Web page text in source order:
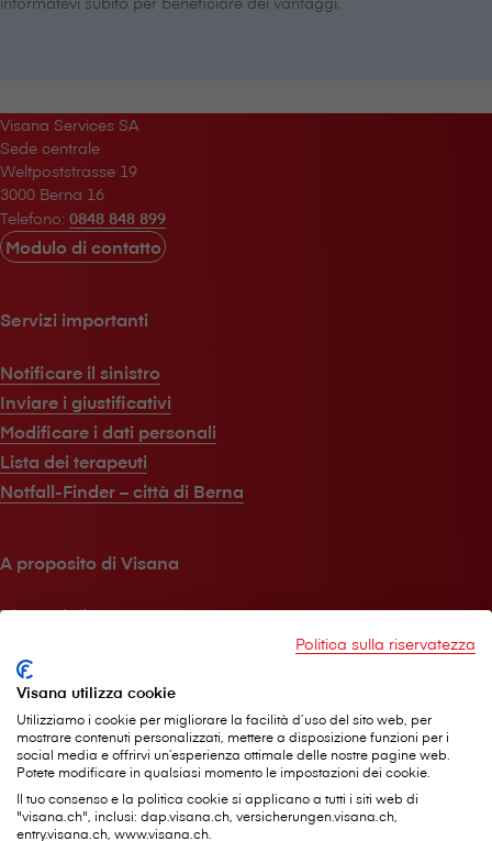
V⁠i⁠s⁠a⁠n⁠a Services SA
Sede centrale
Weltpoststrasse 19
3000 Berna 16
Telefono: 0848 848 899
Modulo di contatto
Servizi importanti
Notificare il sinistro
Inviare i giustificativi
Modificare i dati personali
Lista dei terapeuti
Notfall-Finder – città di Berna
A proposito di V⁠i⁠s⁠a⁠n⁠a
V⁠i⁠s⁠a⁠n⁠a in breve
Media
Sostenibilità
Rivista per i clienti
Aiuto e contatti
Politica sulla riservatezza
Visana utilizza cookie
Utilizziamo i cookie per migliorare la facilità d’uso del sito web, per
mostrare contenuti personalizzati, mettere a disposizione funzioni per i
social media e offrirvi un’esperienza ottimale delle nostre pagine web.
Potete modificare in qualsiasi momento le impostazioni dei cookie.
Il tuo consenso e la politica cookie si applicano a tutti i siti web di
"visana.ch", inclusi: dap.visana.ch, versicherungen.visana.ch,
entry.visana.ch, www.visana.ch.